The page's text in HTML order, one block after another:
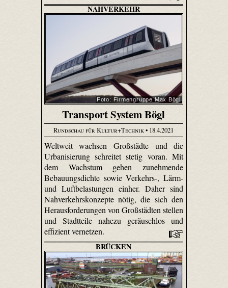
NAHVERKEHR
Foto: Firmengruppe Max Bögl
Transport System Bögl
Rundschau für Kultur+Technik• 18.4.2021
Weltweit wachsen Großstädte und die
Urbanisierung schreitet stetig voran. Mit
dem Wachstum gehen zunehmende
Bebauungsdichte sowie Verkehrs-, Lärm-
und Luftbelastungen einher. Daher sind
Nahverkehrskonzepte nötig, die sich den
Herausforderungen von Großstädten stellen
und Stadtteile nahezu geräuschlos und
effizient vernetzen.
BRÜCKEN